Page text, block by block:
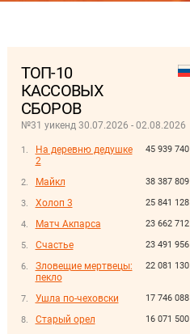
ТОП-10
КАССОВЫХ
СБОРОВ
№31 уикенд 30.07.2026 - 02.08.2026
45 939 740
На деревню дедушке
2
38 387 809
Майкл
25 841 128
Холоп 3
23 662 712
Матч Акпарса
23 491 956
Счастье
22 081 130
Зловещие мертвецы:
пекло
17 746 088
Ушла по-чеховски
16 071 500
Старый орел